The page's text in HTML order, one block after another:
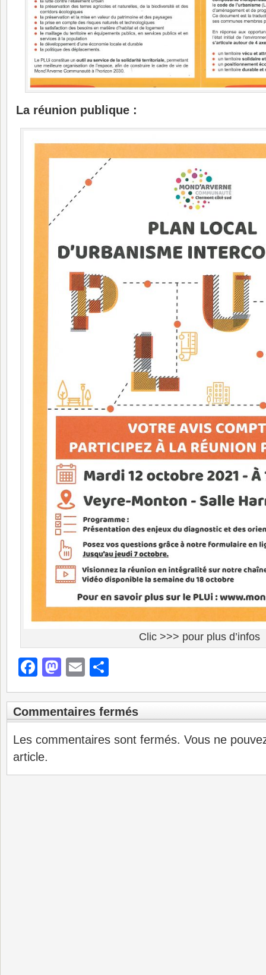
La réunion publique :
Clic >>> pour plus d’infos
Facebook
Mastodon
Email
Commentaires fermés
Les commentaires sont fermés. Vous ne
article.